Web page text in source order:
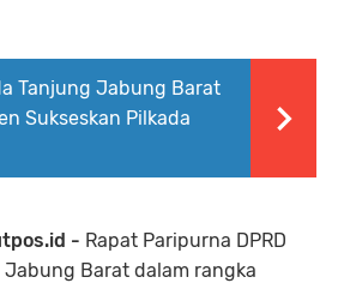
Tanjung Jabung Barat
Sukseskan Pilkada
- Rapat Paripurna DPRD
Barat dalam rangka